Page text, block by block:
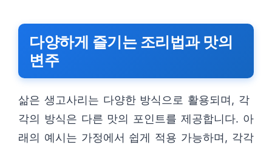
다양하게 즐기는 조리법과 맛의
변주
삶은 생고사리는 다양한 방식으로 활용되며, 각
각의 방식은 다른 맛의 포인트를 제공합니다. 아
래의 예시는 가정에서 쉽게 적용 가능하며, 각각